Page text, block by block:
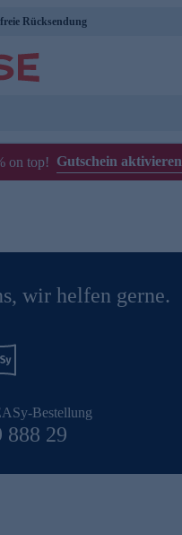
Rücksendung
on top! Gutschein aktivieren
wir helfen gerne.
Bestellung
888 29